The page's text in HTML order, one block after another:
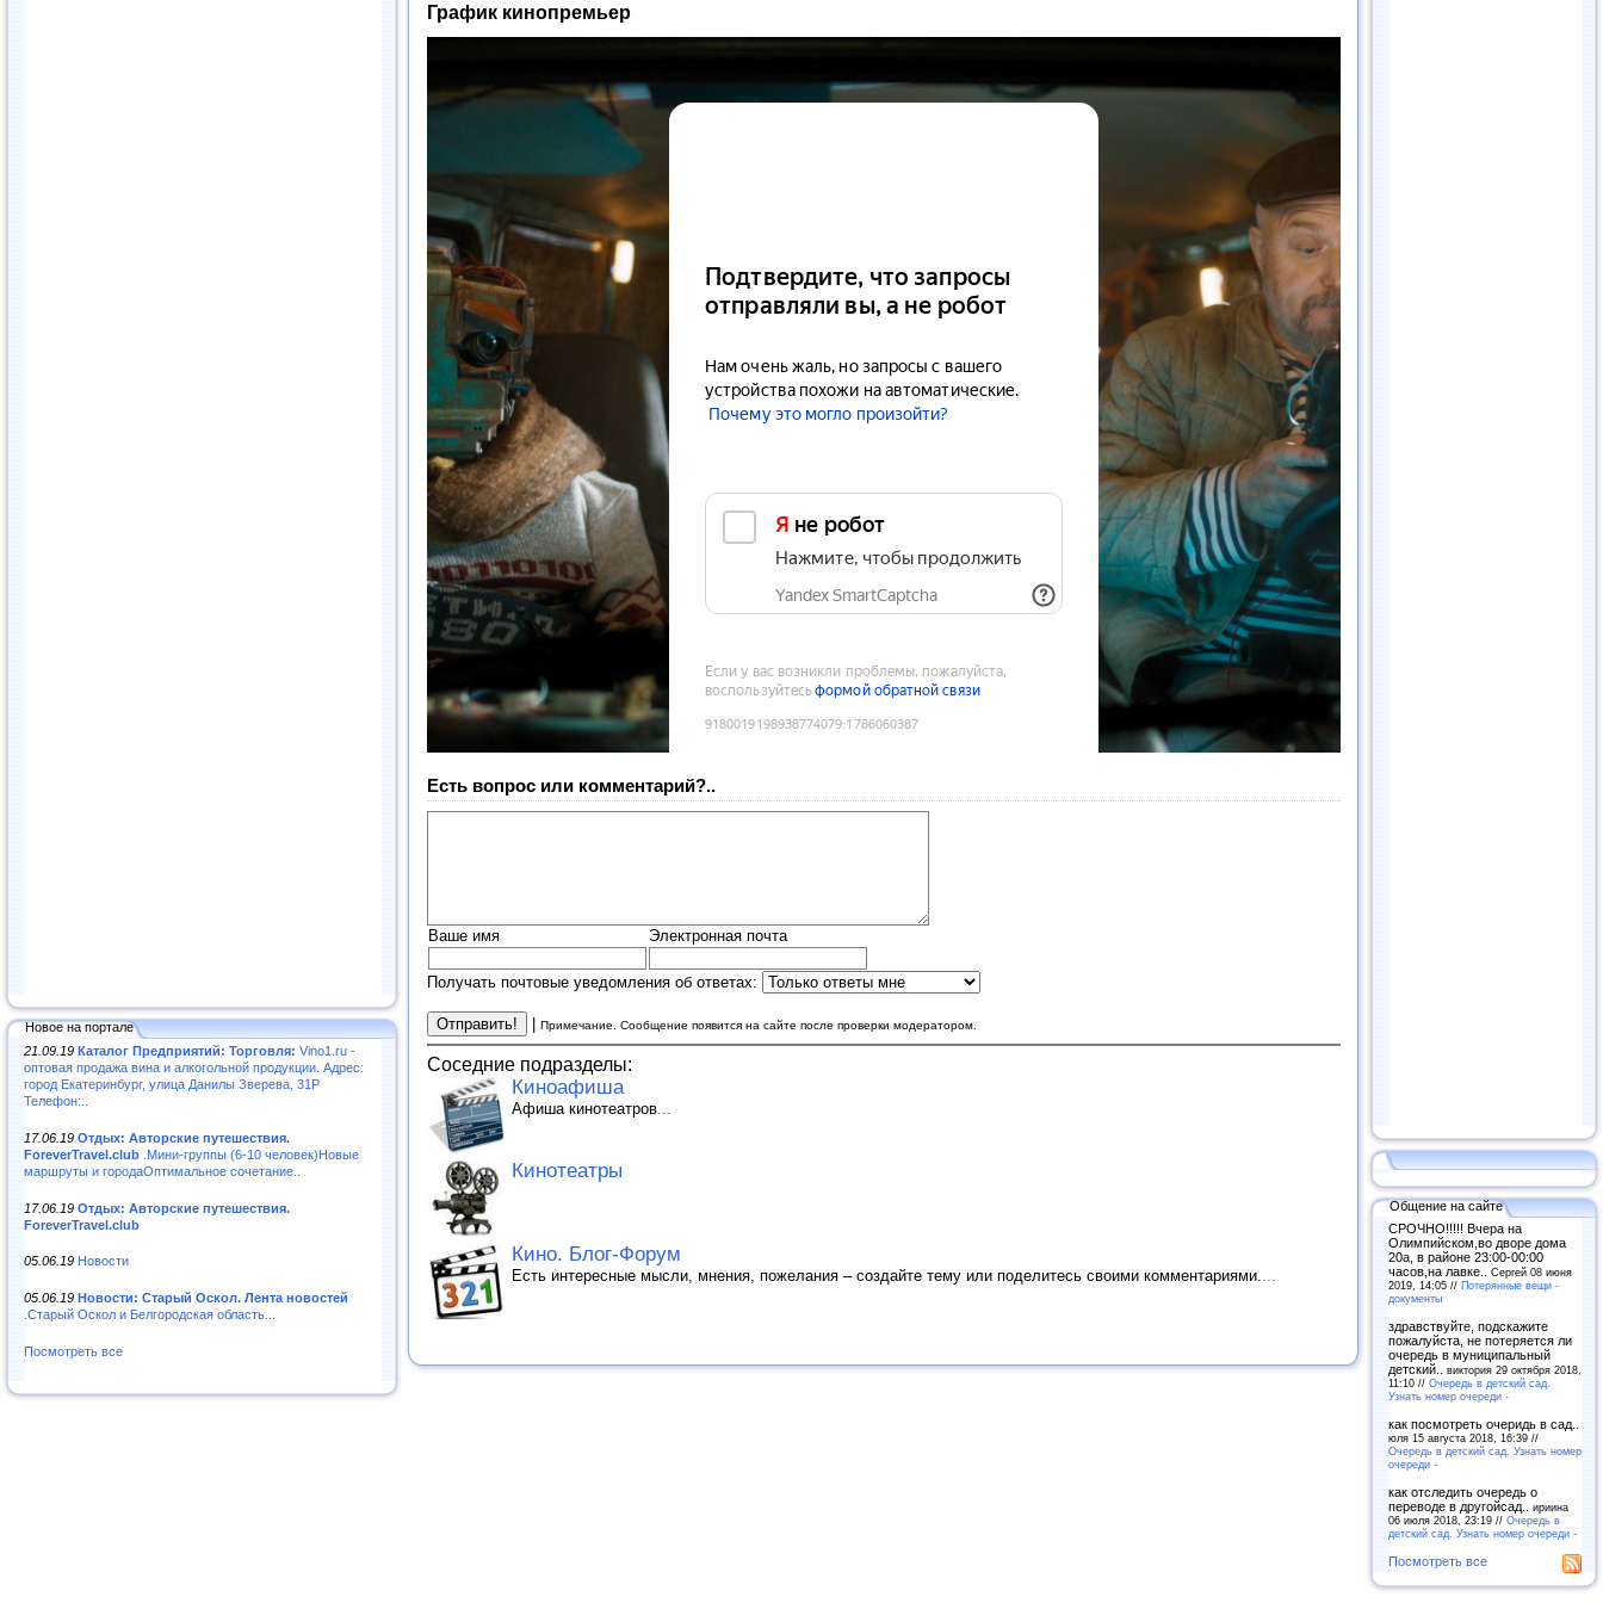
Новое на портале
21.09.19 Каталог Предприятий: Торговля: Vino1.ru -
оптовая продажа вина и алкогольной продукции. Адрес:
город Екатеринбург, улица Данилы Зверева, 31Р
Телефон:..
17.06.19 Отдых: Авторские путешествия.
ForeverTravel.club .Мини-группы (6-10 человек)Новые
маршруты и городаОптимальное сочетание..
17.06.19 Отдых: Авторские путешествия.
ForeverTravel.club
05.06.19 Новости
05.06.19 Новости: Старый Оскол. Лента новостей
.Старый Оскол и Белгородская область...
Посмотреть все
График кинопремьер
Есть вопрос или комментарий?..
Ваше имя Электронная почта
Получать почтовые уведомления об ответах:
Примечание. Сообщение появится на сайте после проверки модератором.
Соседние подразделы:
Киноафиша
Афиша кинотеатров
Кинотеатры
Кино. Блог-Форум
Есть интересные мысли, мнения, пожелания – создайте тему или поделитесь своими комментариями.
Общение на сайте
СРОЧНО!!!!! Вчера на
Олимпийском,во дворе дома
20а, в районе 23:00-00:00
часов,на лавке.. Сергей 08 июня
2019, 14:05 // Потерянные вещи -
документы
здравствуйте, подскажите
пожалуйста, не потеряется ли
очередь в муниципальный
детский.. виктория 29 октября 2018,
11:10 // Очередь в детский сад.
Узнать номер очереди -
как посмотреть очеридь в сад..
юля 15 августа 2018, 16:39 //
Очередь в детский сад. Узнать номер
очереди -
как отследить очередь о
переводе в другойсад.. ириина
06 июля 2018, 23:19 // Очередь в
детский сад. Узнать номер очереди -
Посмотреть все